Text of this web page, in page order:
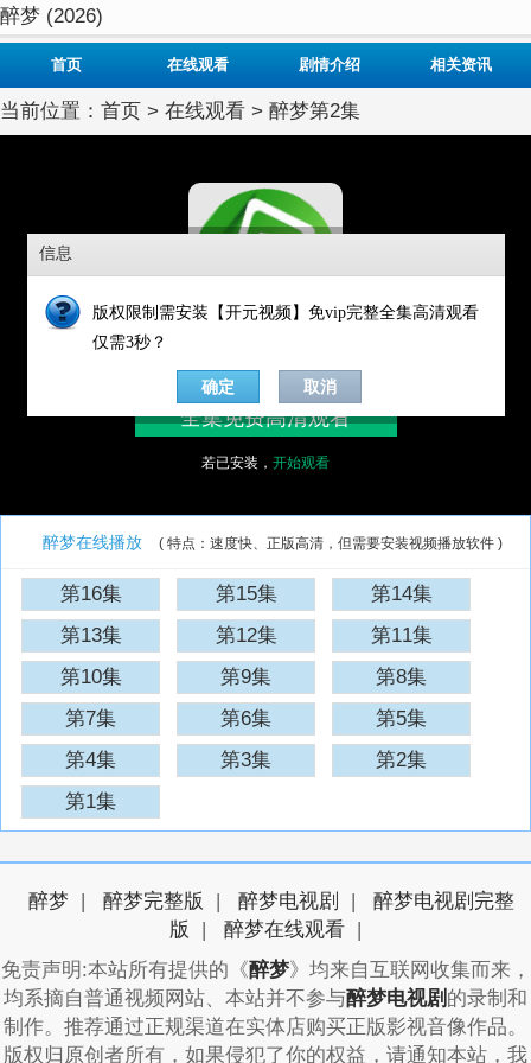
醉梦 (2026)
首页 在线观看 剧情介绍 相关资讯
当前位置： 首页 > 在线观看 > 醉梦第2集
醉梦在线播放 ( 特点：速度快、正版高清，但需要安装视频播放软件 )
排序： 降序
第16集 第15集
第14集
第13集
第12集
第11集
第10集
第9集
第8集
第7集
第6集
第5集
第4集
第3集
第2集
第1集
醉梦 | 醉梦完整版 | 醉梦电视剧 |
醉梦电视剧完整
版
| 醉梦在线观看 |
免责声明:本站所有提供的《醉梦》均来自互联网收集而来，
均系摘自普通视频网站、本站并不参与醉梦电视剧 的录制和
制作。推荐通过正规渠道在实体店购买正版影视音像作品。
版权归原创者所有，如果侵犯了你的权益，请通知本站，我